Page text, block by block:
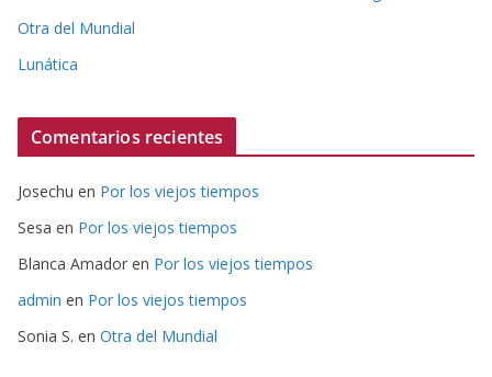
Otra del Mundial
Lunática
Comentarios recientes
Josechu en Por los viejos tiempos
Sesa en Por los viejos tiempos
Blanca Amador en Por los viejos tiempos
admin en Por los viejos tiempos
Sonia S. en Otra del Mundial